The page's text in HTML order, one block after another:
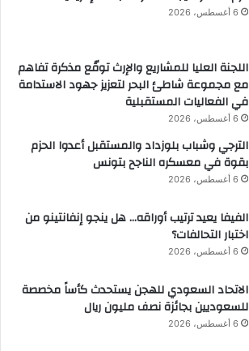
6 أغسطس، 2026
اللجنة العليا للمشاريع والإرث توقّع مذكرة تفاهم
مع مجموعة شاطئ البحر لتعزيز جهود الاستدامة
في الفعاليات المستقبلية
6 أغسطس، 2026
الترجي وشباب بلوزداد والمستقبل أعدوا الحزم
بقوة في معسكره الناجح بتونس
6 أغسطس، 2026
الفيفا يعيد ترتيب أوراقه… هل ينجو إنفانتينو من
اختبار التحالفات؟
6 أغسطس، 2026
الاتحاد السعودي للهجن يستحدث كأساً مخصصة
للسعوديين بجائزة نصف مليون ريال
6 أغسطس، 2026